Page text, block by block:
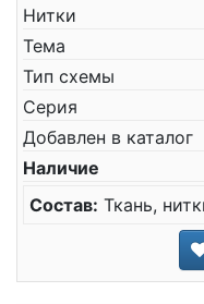
Нитки
Тема
Тип схемы
Серия
Добавлен в каталог
Наличие
Состав: Ткань,